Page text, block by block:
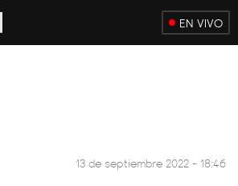
EN VIVO
13 de septiembre 2022 - 18:46